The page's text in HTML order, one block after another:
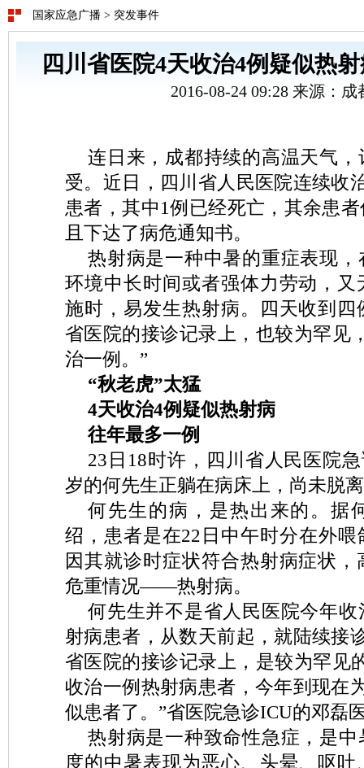
国家应急广播 > 突发事件
四川省医院4天收治4例疑似热
2016-08-24 09:28 来源：成
连日来，成都持续的高温天气
受。近日，四川省人民医院连续收
患者，其中1例已经死亡，其余患
且下达了病危通知书。
热射病是一种中暑的重症表现
环境中长时间或者强体力劳动，又
施时，易发生热射病。四天收到四
省医院的接诊记录上，也较为罕见
治一例。”
“秋老虎”太猛
4天收治4例疑似热射病
往年最多一例
23日18时许，四川省人民医院
岁的何先生正躺在病床上，尚未脱
何先生的病，是热出来的。据
绍，患者是在22日中午时分在外
因其就诊时症状符合热射病症状
危重情况——热射病。
何先生并不是省人民医院今年
射病患者，从数天前起，就陆续接
省医院的接诊记录上，是较为罕见
收治一例热射病患者，今年到现在
似患者了。”省医院急诊ICU的邓磊
热射病是一种致命性急症，是
度的中暑表现为恶心、头晕、呕